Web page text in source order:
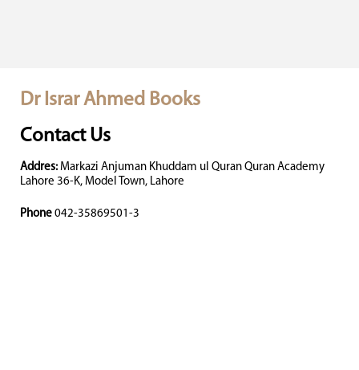
Dr Israr Ahmed Books
Contact Us
Addres: Markazi Anjuman Khuddam ul Quran Quran Academy
Lahore 36-K, Model Town, Lahore
Phone 042-35869501-3